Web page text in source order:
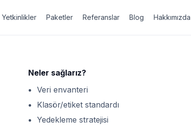
Yetkinlikler Paketler Referanslar Blog Hakkımızda
Neler sağlarız?
Veri envanteri
Klasör/etiket standardı
Yedekleme stratejisi